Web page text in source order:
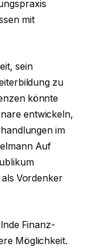
mit
sein
zu
könnte
entwickeln,
im
Auf
Vordenker
Finanz-
Möglichkeit.